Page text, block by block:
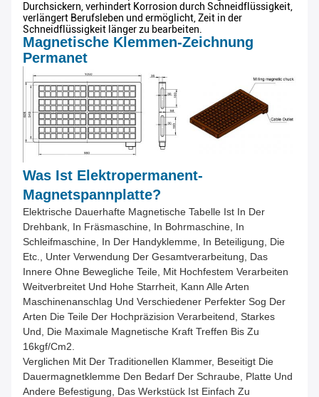
Durchsickern, verhindert Korrosion durch Schneidflüssigkeit,
verlängert Berufsleben und ermöglicht, Zeit in der
Schneidflüssigkeit länger zu bearbeiten.
Magnetische Klemmen-Zeichnung
Permanet
Was Ist Elektropermanent-
Magnetspannplatte?
Elektrische Dauerhafte Magnetische Tabelle Ist In Der
Drehbank, In Fräsmaschine, In Bohrmaschine, In
Schleifmaschine, In Der Handyklemme, In Beteiligung, Die
Etc., Unter Verwendung Der Gesamtverarbeitung, Das
Innere Ohne Bewegliche Teile, Mit Hochfestem Verarbeiten
Weitverbreitet Und Hohe Starrheit, Kann Alle Arten
Maschinenanschlag Und Verschiedener Perfekter Sog Der
Arten Die Teile Der Hochpräzision Verarbeitend, Starkes
Und, Die Maximale Magnetische Kraft Treffen Bis Zu
16kgf/cm2.
Verglichen Mit Der Traditionellen Klammer, Beseitigt Die
Dauermagnetklemme Den Bedarf Der Schraube, Platte Und
Andere Befestigung, Das Werkstück Ist Einfach Zu